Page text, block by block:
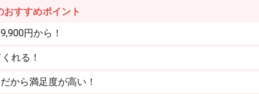
おすすめポイント
円から！
れる！
から満足度が高い！